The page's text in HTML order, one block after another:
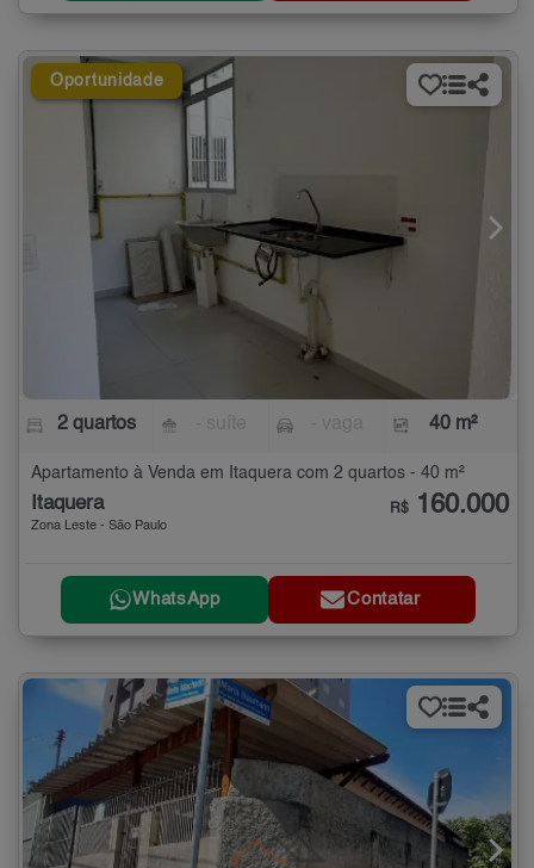
Oportunidade
2 quartos 40 m²
Apartamento à Venda em Itaquera com 2 quartos - 40 m²
Itaquera
Zona Leste - São Paulo
R$ 160.000
WhatsApp Contatar